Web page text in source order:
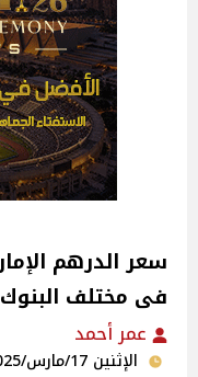
فى مختلف البنوك
عمر أحمد
الإثنين 17/مارس/2025 - 08:30 ص